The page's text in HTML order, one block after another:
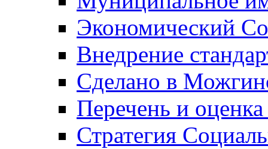
Экономический
Внедрение
Сделано в
Перечень и
Стратегия